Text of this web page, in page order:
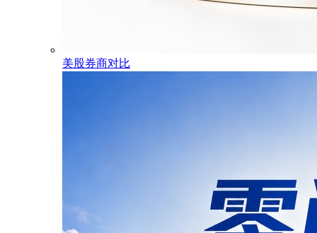
美股券商对比